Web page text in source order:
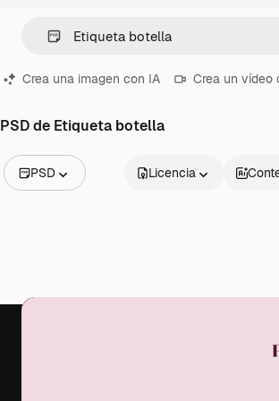
Crea una imagen con IA Crea un vídeo
PSD de Etiqueta botella
PSD
Vídeos
Licencia